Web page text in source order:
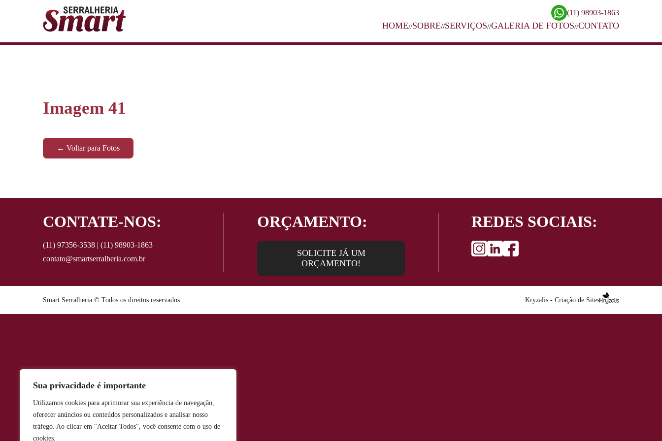
Sua privacidade é importante
Utilizamos cookies para aprimorar sua experiência de navegação,
oferecer anúncios ou conteúdos personalizados e analisar nosso
tráfego. Ao clicar em "Aceitar Todos", você consente com o uso de
cookies.
(11) 98903-1863
HOME//SOBRE//SERVIÇOS//GALERIA DE FOTOS//CONTATO
Imagem 41
← Voltar para Fotos
CONTATE-NOS:
(11) 97356-3538 | (11) 98903-1863
contato@smartserralheria.com.br
ORÇAMENTO:
SOLICITE JÁ UM
ORÇAMENTO!
REDES SOCIAIS:
Smart Serralheria © Todos os direitos reservados. Kryzalis - Criação de Sites